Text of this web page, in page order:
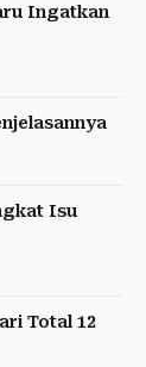
Ingatkan
Isu
Total 12